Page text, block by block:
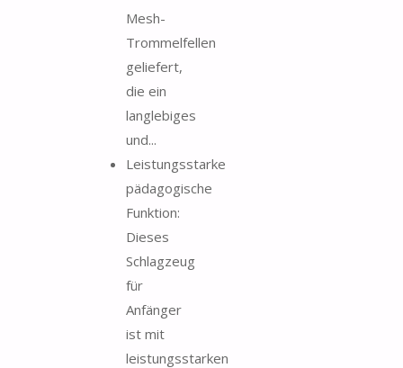
Mesh-
Trommelfellen
geliefert,
die ein
langlebiges
und...
Leistungsstarke
pädagogische
Funktion:
Dieses
Schlagzeug
für
Anfänger
ist mit
leistungsstarken